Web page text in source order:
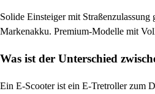
Solide Einsteiger mit
Markenakku. Premium-Modelle mit
Was ist der Unterschied
Ein E-Scooter ist ein E-Tretroller zum